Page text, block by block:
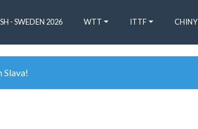
- SWEDEN 2026 WTT ITTF CHINY
Slava!